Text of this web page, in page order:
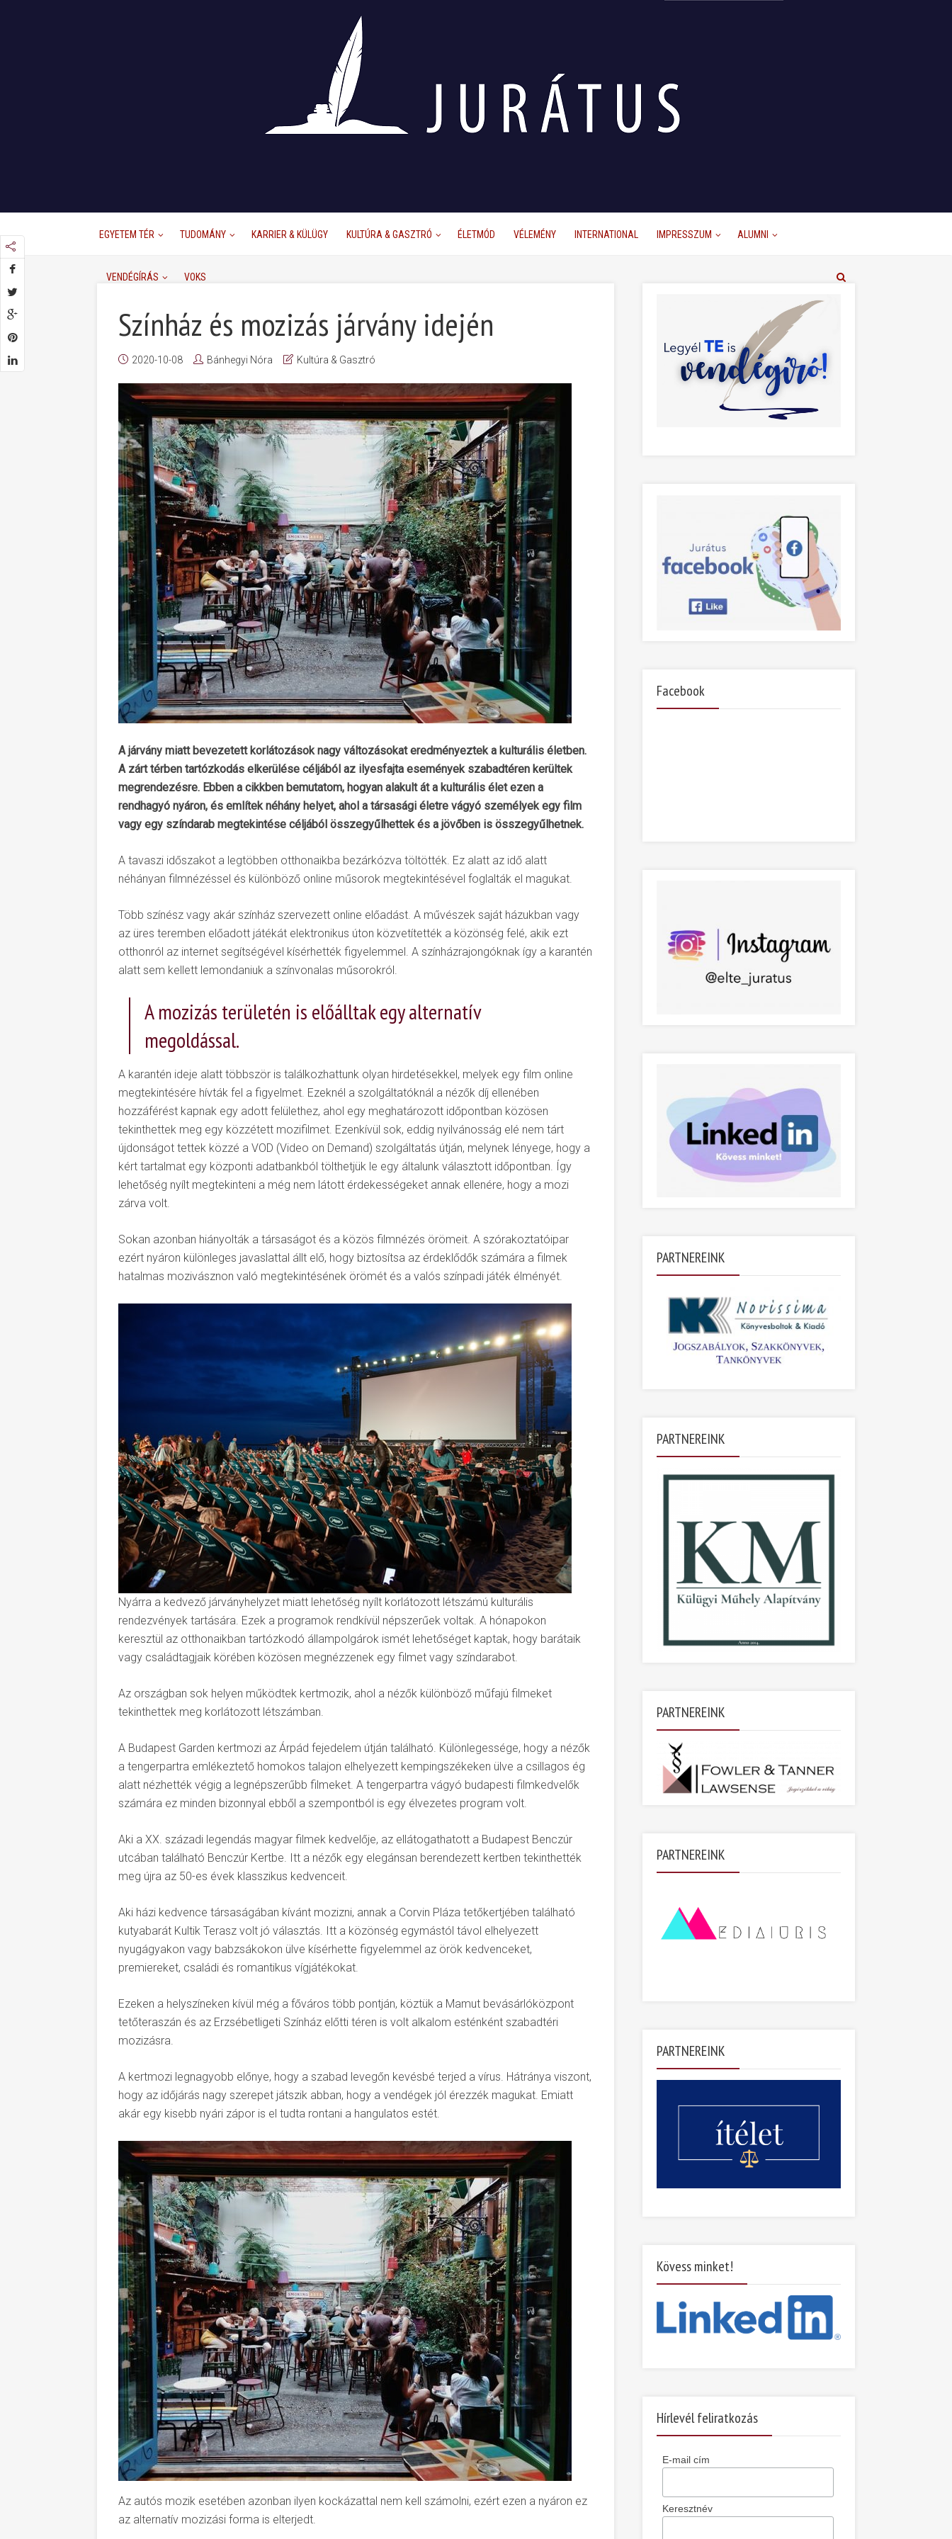
EGYETEM TÉR TUDOMÁNY KARRIER & KÜLÜGY KULTÚRA & GASZTRÓ ÉLETMÓD VÉLEMÉNY INTERNATIONAL IMPRESSZUM ALUMNI
VENDÉGÍRÁS VOKS
Színház és mozizás járvány idején
2020-10-08 Bánhegyi Nóra Kultúra & Gasztró
A járvány miatt bevezetett korlátozások nagy változásokat eredményeztek a kulturális életben.
A zárt térben tartózkodás elkerülése céljából az ilyesfajta események szabadtéren kerültek
megrendezésre. Ebben a cikkben bemutatom, hogyan alakult át a kulturális élet ezen a
rendhagyó nyáron, és említek néhány helyet, ahol a társasági életre vágyó személyek egy film
vagy egy színdarab megtekintése céljából összegyűlhettek és a jövőben is összegyűlhetnek.
A tavaszi időszakot a legtöbben otthonaikba bezárkózva töltötték. Ez alatt az idő alatt
néhányan filmnézéssel és különböző online műsorok megtekintésével foglalták el magukat.
Több színész vagy akár színház szervezett online előadást. A művészek saját házukban vagy
az üres teremben előadott játékát elektronikus úton közvetítették a közönség felé, akik ezt
otthonról az internet segítségével kísérhették figyelemmel. A színházrajongóknak így a karantén
alatt sem kellett lemondaniuk a színvonalas műsorokról.
A mozizás területén is előálltak egy alternatív
megoldással.
A karantén ideje alatt többször is találkozhattunk olyan hirdetésekkel, melyek egy film online
megtekintésére hívták fel a figyelmet. Ezeknél a szolgáltatóknál a nézők díj ellenében
hozzáférést kapnak egy adott felülethez, ahol egy meghatározott időpontban közösen
tekinthettek meg egy közzétett mozifilmet. Ezenkívül sok, eddig nyilvánosság elé nem tárt
újdonságot tettek közzé a VOD (Video on Demand) szolgáltatás útján, melynek lényege, hogy a
kért tartalmat egy központi adatbankból tölthetjük le egy általunk választott időpontban. Így
lehetőség nyílt megtekinteni a még nem látott érdekességeket annak ellenére, hogy a mozi
zárva volt.
Sokan azonban hiányolták a társaságot és a közös filmnézés örömeit. A szórakoztatóipar
ezért nyáron különleges javaslattal állt elő, hogy biztosítsa az érdeklődők számára a filmek
hatalmas mozivásznon való megtekintésének örömét és a valós színpadi játék élményét.
Nyárra a kedvező járványhelyzet miatt lehetőség nyílt korlátozott létszámú kulturális
rendezvények tartására. Ezek a programok rendkívül népszerűek voltak. A hónapokon
keresztül az otthonaikban tartózkodó állampolgárok ismét lehetőséget kaptak, hogy barátaik
vagy családtagjaik körében közösen megnézzenek egy filmet vagy színdarabot.
Az országban sok helyen működtek kertmozik, ahol a nézők különböző műfajú filmeket
tekinthettek meg korlátozott létszámban.
A Budapest Garden kertmozi az Árpád fejedelem útján található. Különlegessége, hogy a nézők
a tengerpartra emlékeztető homokos talajon elhelyezett kempingszékeken ülve a csillagos ég
alatt nézhették végig a legnépszerűbb filmeket. A tengerpartra vágyó budapesti filmkedvelők
számára ez minden bizonnyal ebből a szempontból is egy élvezetes program volt.
Aki a XX. századi legendás magyar filmek kedvelője, az ellátogathatott a Budapest Benczúr
utcában található Benczúr Kertbe. Itt a nézők egy elegánsan berendezett kertben tekinthették
meg újra az 50-es évek klasszikus kedvenceit.
Aki házi kedvence társaságában kívánt mozizni, annak a Corvin Pláza tetőkertjében található
kutyabarát Kultik Terasz volt jó választás. Itt a közönség egymástól távol elhelyezett
nyugágyakon vagy babzsákokon ülve kísérhette figyelemmel az örök kedvenceket,
premiereket, családi és romantikus vígjátékokat.
Ezeken a helyszíneken kívül még a főváros több pontján, köztük a Mamut bevásárlóközpont
tetőteraszán és az Erzsébetligeti Színház előtti téren is volt alkalom esténként szabadtéri
mozizásra.
A kertmozi legnagyobb előnye, hogy a szabad levegőn kevésbé terjed a vírus. Hátránya viszont,
hogy az időjárás nagy szerepet játszik abban, hogy a vendégek jól érezzék magukat. Emiatt
akár egy kisebb nyári zápor is el tudta rontani a hangulatos estét.
Az autós mozik esetében azonban ilyen kockázattal nem kell számolni, ezért ezen a nyáron ez
az alternatív mozizási forma is elterjedt.
Facebook
PARTNEREINK
PARTNEREINK
PARTNEREINK
PARTNEREINK
PARTNEREINK
Kövess minket!
Hírlevél feliratkozás
E-mail cím
Keresztnév